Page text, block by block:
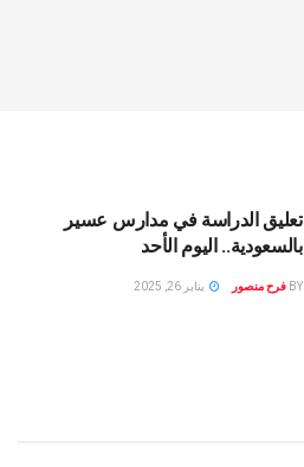
تعليق الدراسة في مدارس عسير
بالسعودية.. اليوم الأحد
BY فرح منصور يناير 26, 2025